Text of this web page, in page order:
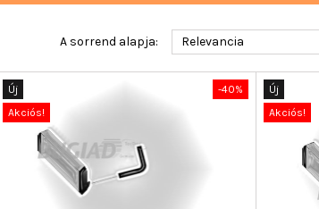
A sorrend alapja: Relevancia
-40%
Új
Akciós!
Új
Akciós!